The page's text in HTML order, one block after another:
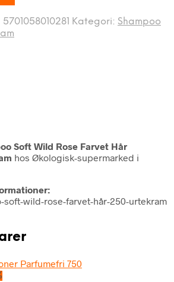
5701058010281 Kategori: Shampoo
Soft Wild Rose Farvet Hår
hos Økologisk-supermarked i
soft-wild-rose-farvet-hår-250-urtekram